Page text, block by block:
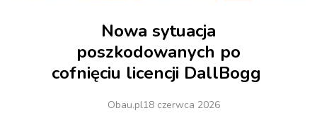
Nowa sytuacja
poszkodowanych po
cofnięciu licencji DallBogg
Obau.pl18 czerwca 2026